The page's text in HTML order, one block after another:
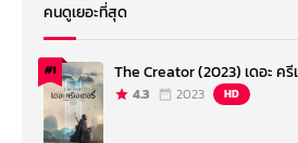
คนดูเยอะที่สุด
#1 The Creator (2023) เดอะ ครี
4.3 2023 HD